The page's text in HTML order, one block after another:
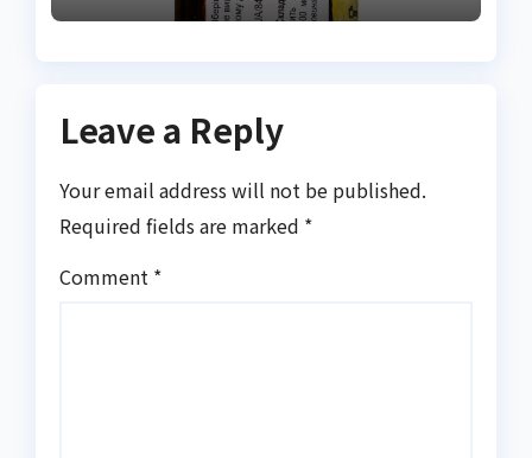
Leave a Reply
Your email address will not be published.
Required fields are marked *
Comment *